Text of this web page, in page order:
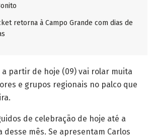
retorna à Campo Grande com dias de
a partir de hoje (09) vai rolar muita
e grupos regionais no palco que
de celebração de hoje até a
mês. Se apresentam Carlos